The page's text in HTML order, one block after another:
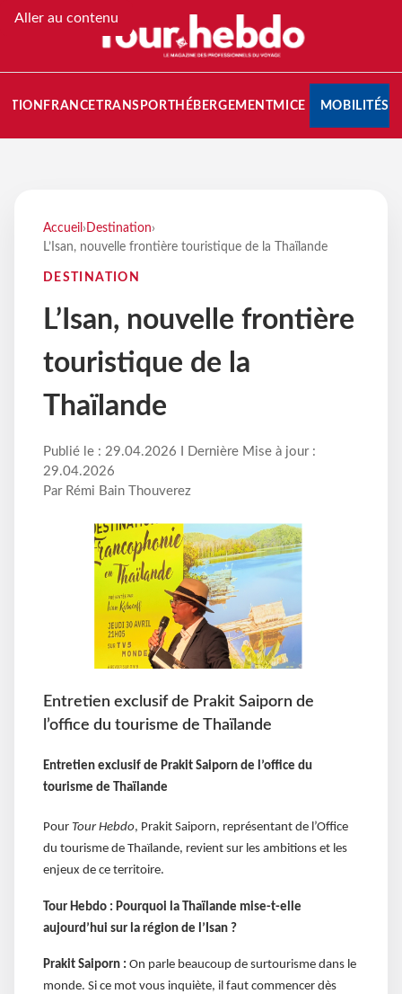
Aller au contenu
FRANCETRANSPORT HÉBERGEMENTMICE MOBILITÉS
Accueil › Destination›
L’Isan, nouvelle frontière touristique de la Thaïlande
DESTINATION
L’Isan, nouvelle frontière
touristique de la
Thaïlande
Publié le : 29.04.2026 I Dernière Mise à jour :
29.04.2026
Par Rémi Bain Thouverez
Entretien exclusif de Prakit Saiporn de
l’office du tourisme de Thaïlande
Entretien exclusif de Prakit Saiporn de l’office du
tourisme de Thaïlande
Pour Tour Hebdo, Prakit Saiporn, représentant de l’Office
du tourisme de Thaïlande, revient sur les ambitions et les
enjeux de ce territoire.
Tour Hebdo : Pourquoi la Thaïlande mise-t-elle
aujourd’hui sur la région de l’Isan ?
Prakit Saiporn : On parle beaucoup de surtourisme dans le
monde. Si ce mot vous inquiète, il faut commencer dès